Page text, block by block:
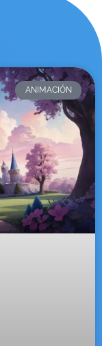
ANIMACIÓN